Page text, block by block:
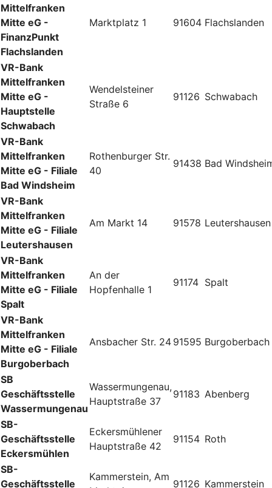
Mittelfranken
Mitte eG -
FinanzPunkt
Flachslanden
Marktplatz 1 91604 Flachslanden
VR-Bank
Mittelfranken
Mitte eG -
Hauptstelle
Schwabach
Wendelsteiner
Straße 6
91126 Schwabach
VR-Bank
Mittelfranken
Mitte eG - Filiale
Bad Windsheim
Rothenburger Str.
40
91438 Bad
VR-Bank
Mittelfranken
Mitte eG - Filiale
Leutershausen
Am Markt 14 91578 Leutershausen
VR-Bank
Mittelfranken
Mitte eG - Filiale
Spalt
An der
Hopfenhalle 1
91174 Spalt
VR-Bank
Mittelfranken
Mitte eG - Filiale
Burgoberbach
Ansbacher Str. 24 91595 Burgoberbach
SB
Geschäftsstelle
Wassermungenau
Wassermungenau,
Hauptstraße 37
91183 Abenberg
SB-
Geschäftsstelle
Eckersmühlen
Eckersmühlener
Hauptstraße 42
91154 Roth
SB-
Geschäftsstelle
Kammerstein, Am
91126 Kammerstein